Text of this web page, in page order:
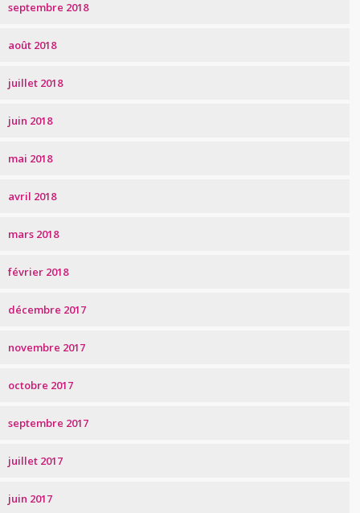
septembre 2018
août 2018
juillet 2018
juin 2018
mai 2018
avril 2018
mars 2018
février 2018
décembre 2017
novembre 2017
octobre 2017
septembre 2017
juillet 2017
juin 2017